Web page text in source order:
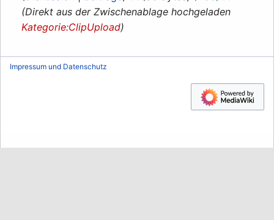
2025Direkt aus der Zwischenablage hochgeladen
Kategorie:ClipUpload
Impressum und Datenschutz